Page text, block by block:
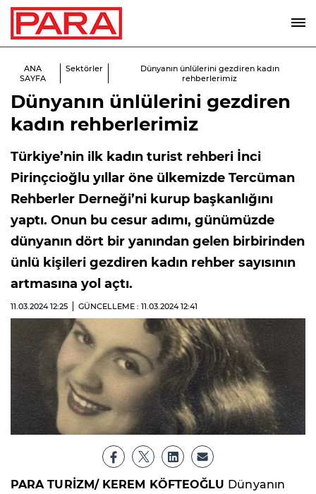
ANA
SAYFA
Sektörler
Dünyanın ünlülerini gezdiren kadın
rehberlerimiz
Dünyanın ünlülerini gezdiren
kadın rehberlerimiz
Türkiye’nin ilk kadın turist rehberi İnci
Pirinçcioğlu yıllar öne ülkemizde Tercüman
Rehberler Derneği’ni kurup başkanlığını
yaptı. Onun bu cesur adımı, günümüzde
dünyanın dört bir yanından gelen birbirinden
ünlü kişileri gezdiren kadın rehber sayısının
artmasına yol açtı.
11.03.202412:25 GÜNCELLEME : 11.03.202412:41
PARA TURİZM/ KEREM KÖFTEOĞLU Dünyanın